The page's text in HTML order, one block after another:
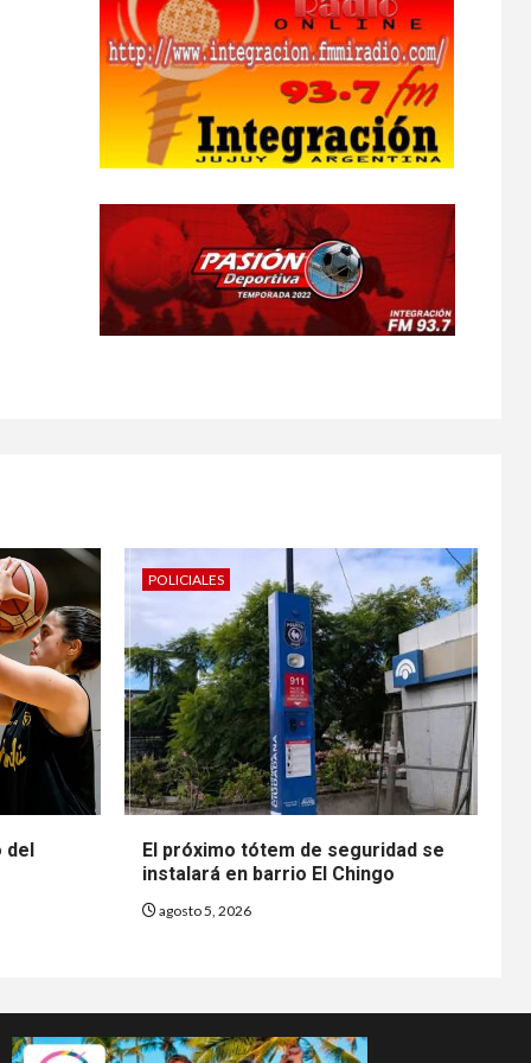
del
POLICIALES
El próximo tótem de seguridad se
instalará en barrio El Chingo
agosto 5, 2026